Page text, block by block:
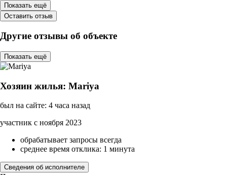
Показать ещё
Оставить отзыв
Другие отзывы об объекте
Показать ещё
Хозяин жилья: Mariya
был на сайте: 4 часа назад
участник с ноября 2023
обрабатывает запросы всегда
среднее время отклика: 1 минута
Сведения об исполнителе